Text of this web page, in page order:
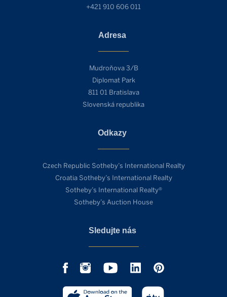
+421 910 606 011
Adresa
Mudroňova 3/B
Diplomat Park
811 01 Bratislava
Slovenská republika
Odkazy
Czech Republic Sotheby’s International Realty
Croatia Sotheby’s International Realty
Sotheby’s International Realty®
Sotheby’s Auction House
Sledujte nás